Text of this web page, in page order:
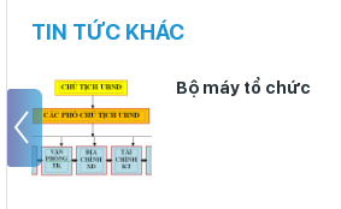
TIN TỨC KHÁC
Bộ máy tổ chức